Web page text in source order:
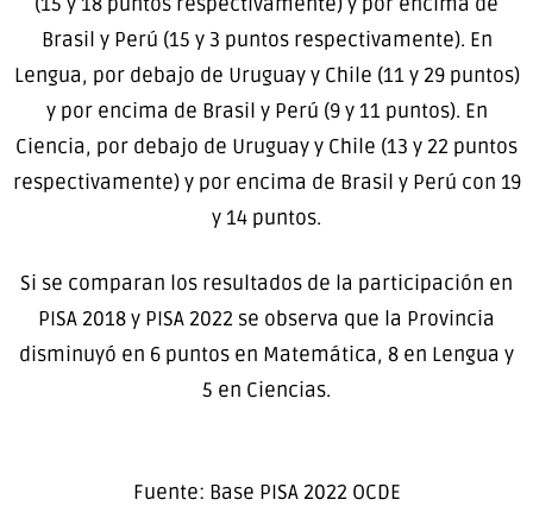
Brasil y Perú (15 y 3 puntos respectivamente). En
Lengua, por debajo de Uruguay y Chile (11 y 29 puntos)
y por encima de Brasil y Perú (9 y 11 puntos). En
Ciencia, por debajo de Uruguay y Chile (13 y 22 puntos
respectivamente) y por encima de Brasil y Perú con 19
y 14 puntos.
Si se comparan los resultados de la participación en
PISA 2018 y PISA 2022 se observa que la Provincia
disminuyó en 6 puntos en Matemática, 8 en Lengua y
5 en Ciencias.
Fuente: Base PISA 2022 OCDE